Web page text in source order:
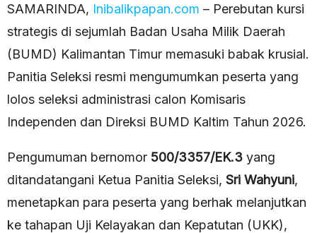
SAMARINDA, Inibalikpapan.com – Perebutan kursi
strategis di sejumlah Badan Usaha Milik Daerah
(BUMD) Kalimantan Timur memasuki babak krusial.
Panitia Seleksi resmi mengumumkan peserta yang
lolos seleksi administrasi calon Komisaris
Independen dan Direksi BUMD Kaltim Tahun 2026.
Pengumuman bernomor 500/3357/EK.3 yang
ditandatangani Ketua Panitia Seleksi, Sri Wahyuni,
menetapkan para peserta yang berhak melanjutkan
ke tahapan Uji Kelayakan dan Kepatutan (UKK),